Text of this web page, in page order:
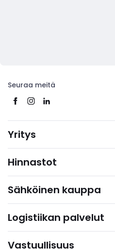
Seuraa meitä
Yritys
Hinnastot
Sähköinen kauppa
Logistiikan palvelut
Vastuullisuus